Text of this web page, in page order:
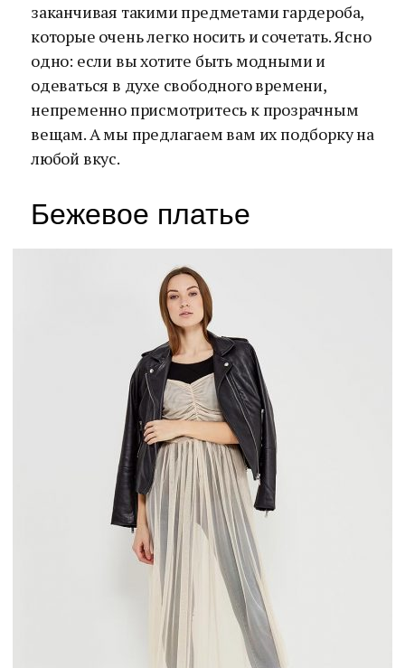
заканчивая такими предметами гардероба,
которые очень легко носить и сочетать. Ясно
одно: если вы хотите быть модными и
одеваться в духе свободного времени,
непременно присмотритесь к прозрачным
вещам. А мы предлагаем вам их подборку на
любой вкус.
Бежевое платье